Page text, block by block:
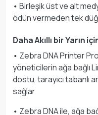
• Birleşik üst ve alt
ödün vermeden tek
Daha Akıllı bir Yarın
• Zebra DNA Printer
yöneticilerin ağa bağlı
dostu, tarayıcı tabanlı
sağlar
• Zebra DNA ile, ağa